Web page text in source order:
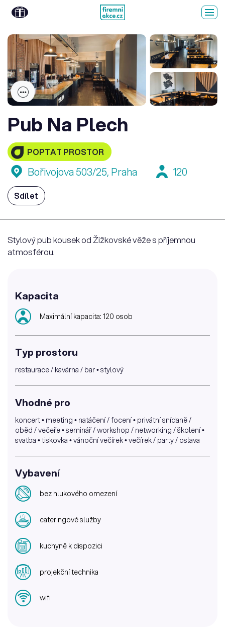
Pub Na Plech
POPTAT PROSTOR
Bořivojova 503/25, Praha 120
Sdílet
Stylový pub kousek od Žižkovské věže s příjemnou
atmosférou.
Kapacita
Maximální kapacita: 120 osob
Typ prostoru
restaurace / kavárna / bar • stylový
Vhodné pro
koncert • meeting • natáčení / focení • privátní snídaně /
oběd / večeře • seminář / workshop / networking / školení •
svatba • tiskovka • vánoční večírek • večírek / party / oslava
Vybavení
bez hlukového omezení
cateringové služby
kuchyně k dispozici
projekční technika
wifi